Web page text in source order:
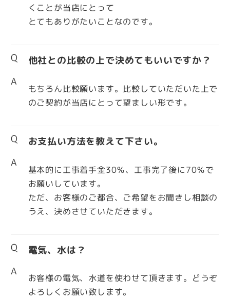
くことが当店にとって
とてもありがたいことなのです。
Q
他社との比較の上で決めてもいいですか？
A
もちろん比較願います。比較していただいた上で
のご契約が当店にとって望ましい形です。
Q
お支払い方法を教えて下さい。
A
基本的に工事着手金30％、工事完了後に70％で
お願いしています。
ただ、お客様のご都合、ご希望をお聞きし相談の
うえ、決めさせていただきます。
Q
電気、水は？
A
お客様の電気、水道を使わせて頂きます。どうぞ
よろしくお願い致します。